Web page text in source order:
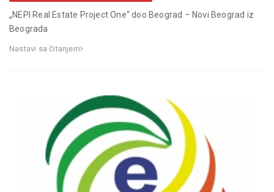
„NEPI Real Estate Project One“ doo Beograd – Novi Beograd iz
Beograda
Nastavi sa čitanjem